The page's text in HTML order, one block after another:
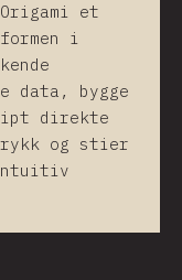
et
i
data, bygge
direkte
og stier